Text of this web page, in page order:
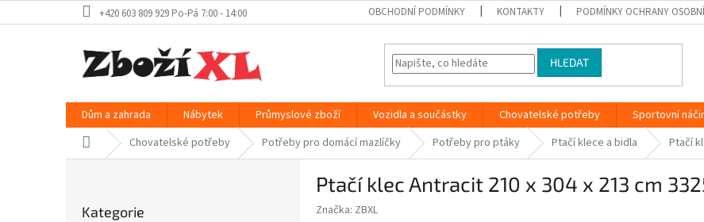
na
+420 603 809 929 Po-Pá 7:00 - 14:00 OBCHODNÍ PODMÍNKY KONTAKTY PODMÍNKY OCHRANY
HLEDAT
Dům a zahrada Nábytek Průmyslové zboží Vozidla a součástky Chovatelské potřeby Sportovní
Domů Chovatelské potřeby Potřeby pro domácí mazlíčky Potřeby pro ptáky Ptačí klece a bidla Ptačí
kategorie
Kategorie
Ptačí klec Antracit 210 x 304 x 213 cm
Značka: ZBXL